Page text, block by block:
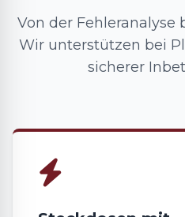
Von der Fehleranalyse
Wir unterstützen bei
sicherer